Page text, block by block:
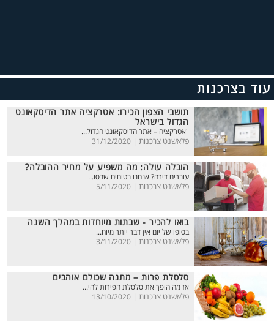
עוד בצרכנות
תושבי הצפון הכירו: אטרקציה אתר הדיסקאונט
הגדול בישראל
"אטרקציה – אתר הדיסקאונט הגדול...
פלאשנט צרכנות | 31/12/2020
הובלה עולה: מה משפיע על מחיר ההובלה?
עוברים דירה? אנחנו בטוחים שבסו...
פלאשנט צרכנות | 5/11/2020
בואו להכיר - שבתות מיוחדות במהלך השנה
בסופו של יום אין דבר יותר מיוח...
פלאשנט צרכנות | 3/11/2020
סלסלת פרות – מתנה שכולם אוהבים
אז מה הופך את סלסלת הפירות להי...
פלאשנט צרכנות | 13/10/2020